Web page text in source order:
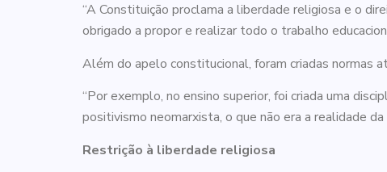
“A Constituição proclama a liberdade religiosa e o
obrigado a propor e realizar todo o trabalho
Além do apelo constitucional, foram criadas normas
“Por exemplo, no ensino superior, foi criada uma
positivismo neomarxista, o que não era a realidade
Restrição à liberdade religiosa